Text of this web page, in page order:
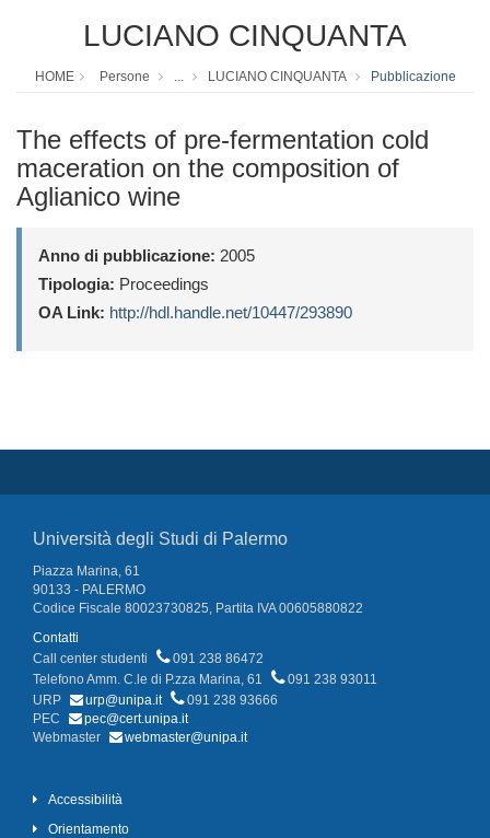
LUCIANO CINQUANTA
HOME Persone ... LUCIANO CINQUANTA Pubblicazione
The effects of pre-fermentation cold
maceration on the composition of
Aglianico wine
Anno di pubblicazione: 2005
Tipologia: Proceedings
OA Link: http://hdl.handle.net/10447/293890
Università degli Studi di Palermo
Piazza Marina, 61
90133 - PALERMO
Codice Fiscale 80023730825, Partita IVA 00605880822
Contatti
Call center studenti
091 238 86472
Telefono Amm. C.le di P.zza Marina, 61
091 238 93011
URP
urp@unipa.it
091 238 93666
PEC
pec@cert.unipa.it
Webmaster
webmaster@unipa.it
Accessibilità
Orientamento